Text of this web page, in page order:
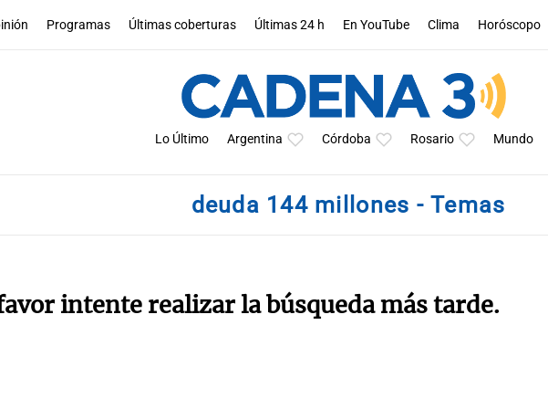
Programas Últimas coberturas Últimas 24 h En YouTube Clima Horóscopo
Lo Último Argentina Córdoba Rosario Mundo
deuda 144 millones - Temas
intente realizar la búsqueda más tarde.